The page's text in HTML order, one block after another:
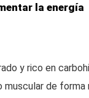
la energía
y rico en
de